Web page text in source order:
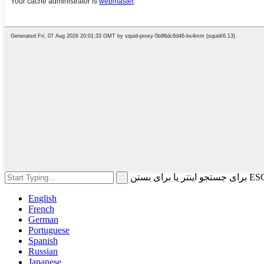
English
French
German
Portuguese
Spanish
Russian
Japanese